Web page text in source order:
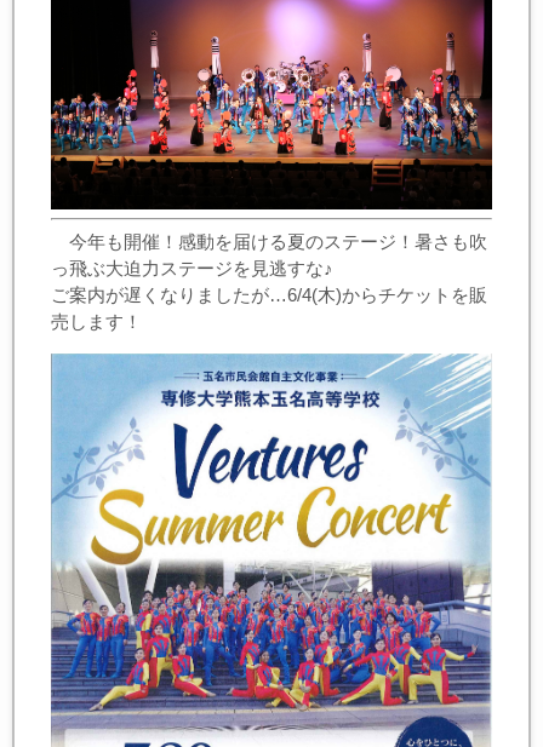
今年も開催！感動を届ける夏のステージ！暑さも吹
っ飛ぶ大迫力ステージを見逃すな♪
ご案内が遅くなりましたが…6/4(木)からチケットを販
売します！